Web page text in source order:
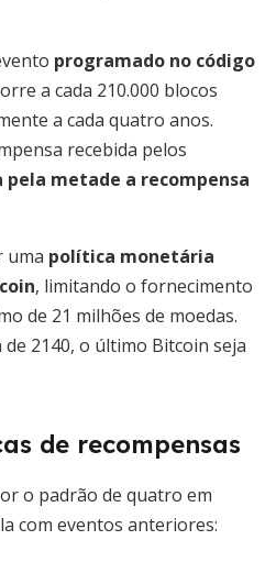
programado no código
a cada 210.000 blocos
a cada quatro anos.
recebida pelos
pela metade a recompensa
uma política monetária
, limitando o fornecimento
de 21 milhões de moedas.
2140, o último Bitcoin seja
de recompensas
o padrão de quatro em
com eventos anteriores: